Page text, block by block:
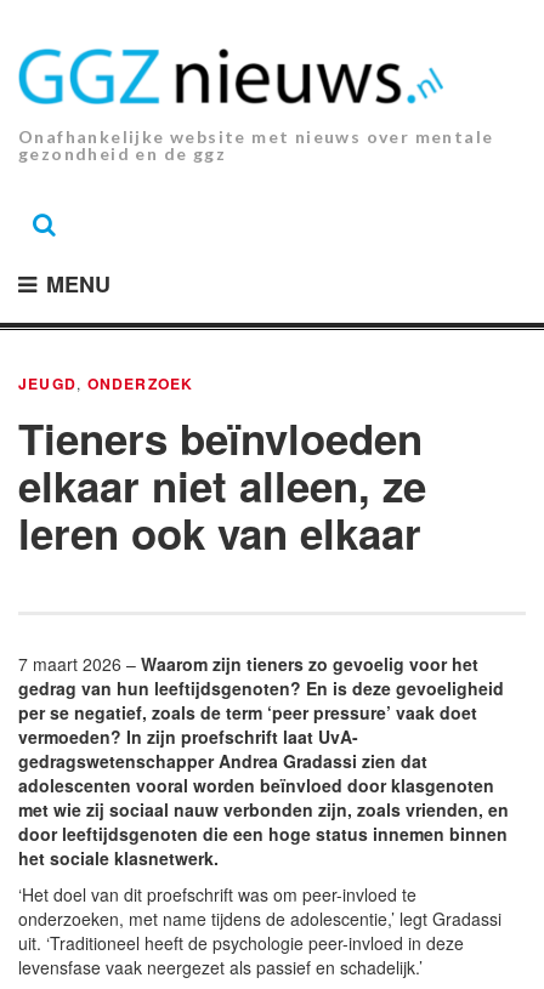
inhoud.
Onafhankelijke website met nieuws over mentale
gezondheid en de ggz
MENU
JEUGD, ONDERZOEK
Tieners beïnvloeden
elkaar niet alleen, ze
leren ook van elkaar
7 maart 2026 – Waarom zijn tieners zo gevoelig voor het
gedrag van hun leeftijdsgenoten? En is deze gevoeligheid
per se negatief, zoals de term ‘peer pressure’ vaak doet
vermoeden? In zijn proefschrift laat UvA-
gedragswetenschapper Andrea Gradassi zien dat
adolescenten vooral worden beïnvloed door klasgenoten
met wie zij sociaal nauw verbonden zijn, zoals vrienden, en
door leeftijdsgenoten die een hoge status innemen binnen
het sociale klasnetwerk.
‘Het doel van dit proefschrift was om peer-invloed te
onderzoeken, met name tijdens de adolescentie,’ legt Gradassi
uit. ‘Traditioneel heeft de psychologie peer-invloed in deze
levensfase vaak neergezet als passief en schadelijk.’